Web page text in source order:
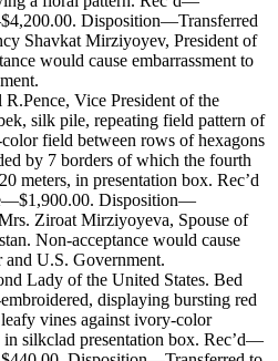
Disposition—Transferred
Shavkat Mirziyoyev, President of
would cause embarrassment to
Vice President of the
silk pile, repeating field pattern of
field between rows of hexagons
by 7 borders of which the fourth
meters, in presentation box. Rec’d
Disposition—
Ziroat Mirziyoyeva, Spouse of
Non-acceptance would cause
and U.S. Government.
Lady of the United States. Bed
displaying bursting red
vines against ivory-color
in silkclad presentation box. Rec’d—